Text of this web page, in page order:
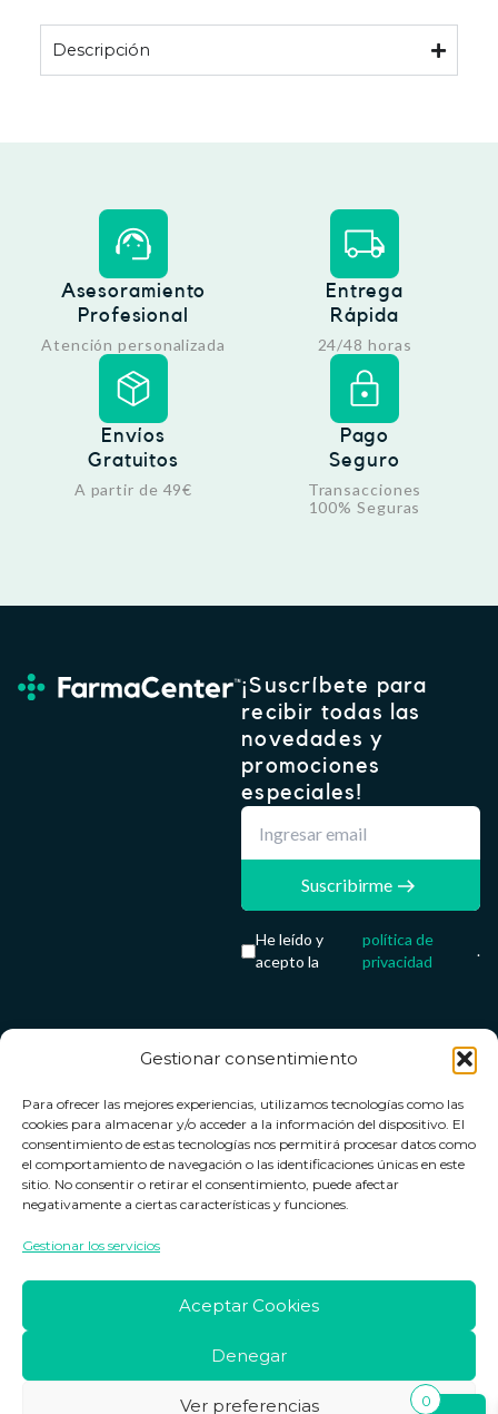
Gestionar consentimiento
Para ofrecer las mejores experiencias, utilizamos tecnologías como las
cookies para almacenar y/o acceder a la información del dispositivo. El
consentimiento de estas tecnologías nos permitirá procesar datos como
el comportamiento de navegación o las identificaciones únicas en este
sitio. No consentir o retirar el consentimiento, puede afectar
negativamente a ciertas características y funciones.
Gestionar los servicios
Aceptar Cookies
Denegar
Ver preferencias
Descripción
Asesoramiento
Profesional
Atención personalizada
Entrega
Rápida
24/48 horas
Envíos
Gratuitos
A partir de 49€
Pago
Seguro
Transacciones
100% Seguras
¡Suscríbete para
recibir todas las
novedades y
promociones
especiales!
Suscribirme
He leído y
acepto la
política de
privacidad
.
Contacto
Contacto
Política de
devoluciones
Horario de
Lun. a Vie.:
18:00h
Términos y
condiciones
Política de
privacidad
cookies
Farmacenter
digital, S.L
B24836249
info@farmacenter.es
de pago
0